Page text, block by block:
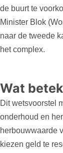
de buurt te
Minister Blok
naar de tweede
het complex.
Wat
Dit wetsvoorstel
onderhoud en
herbouwwaarde
kiezen geld te